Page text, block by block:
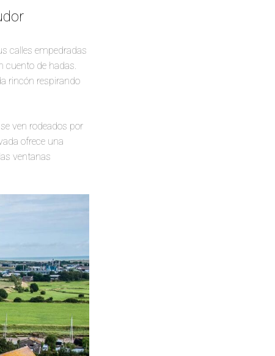
calles empedradas
cuento de hadas.
rincón respirando
ven rodeados por
ofrece una
ventanas